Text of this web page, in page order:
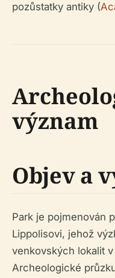
pozůstatky antiky (
význam
Objev a
Park je pojmenován
Lippolisovi, jehož
venkovských lokalit
Archeologické